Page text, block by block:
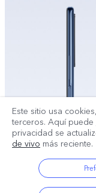
Este sitio usa
terceros. Aquí puede
privacidad se
de vivo más reciente.